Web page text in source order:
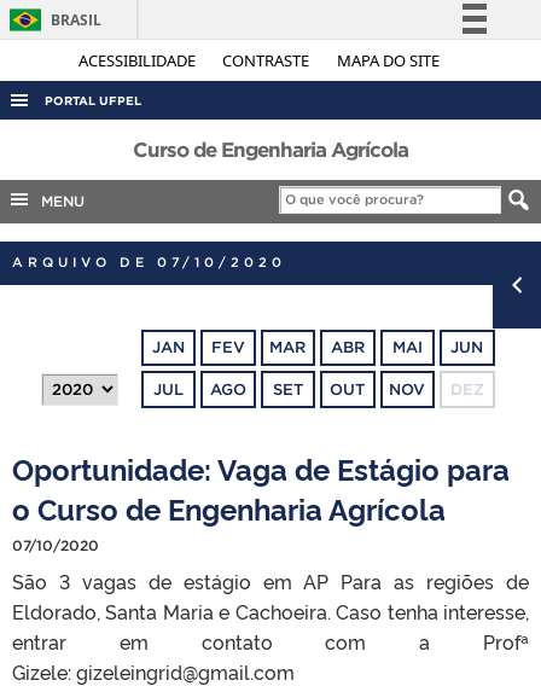
ACESSIBILIDADE CONTRASTE MAPA DO SITE
BRASIL
Simplifique!
Acesso à informação
Legislação
Canais
PORTAL UFPEL
ACESSO À INFORMAÇÃO
AUDITORIA
COBALTO
CONCURSOS
OUVIDORIA
TELEFONES
Curso de Engenharia Agrícola
MENU
ARQUIVO DE 07/10/2020
JAN FEV MAR ABR MAI JUN
JUL AGO SET OUT NOV DEZ
Oportunidade: Vaga de Estágio para
o Curso de Engenharia Agrícola
07/10/2020
São 3 vagas de estágio em AP Para as regiões de
Eldorado, Santa Maria e Cachoeira. Caso tenha interesse,
entrar em contato com a Profª
Gizele: gizeleingrid@gmail.com